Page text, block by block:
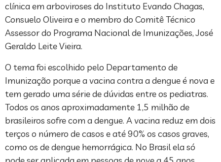
clínica em arboviroses do Instituto Evando Chagas,
Consuelo Oliveira e o membro do Comitê Técnico
Assessor do Programa Nacional de Imunizações, José
Geraldo Leite Vieira.
O tema foi escolhido pelo Departamento de
Imunização porque a vacina contra a dengue é nova e
tem gerado uma série de dúvidas entre os pediatras.
Todos os anos aproximadamente 1,5 milhão de
brasileiros sofre com a dengue. A vacina reduz em dois
terços o número de casos e até 90% os casos graves,
como os de dengue hemorrágica. No Brasil ela só